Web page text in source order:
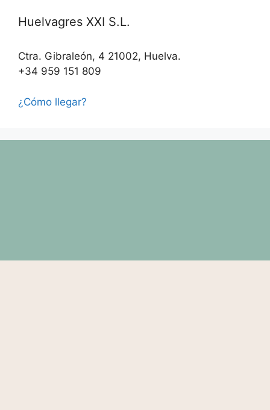
Huelvagres XXI S.L.
Ctra. Gibraleón, 4 21002, Huelva.
+34 959 151 809
¿Cómo llegar?